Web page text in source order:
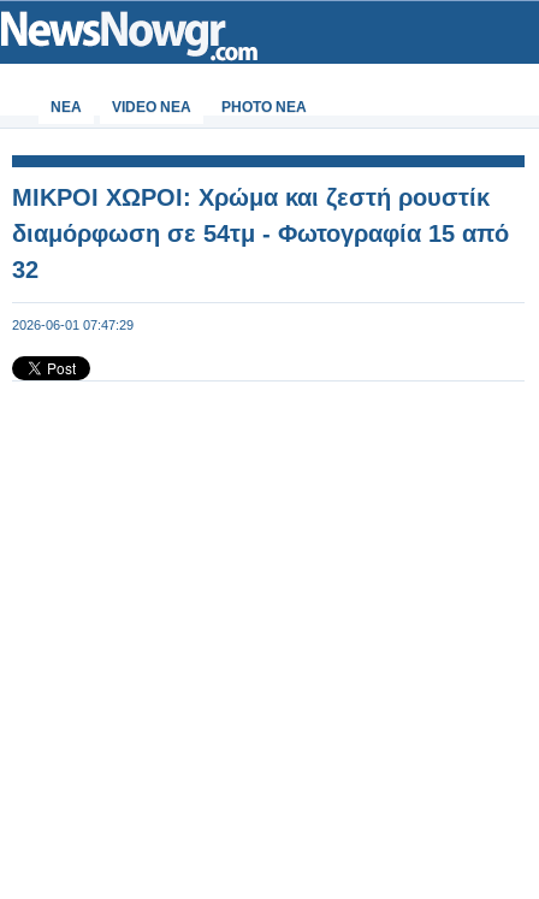
ΝΕΑ VIDEO NEA PHOTO NEA
ΜΙΚΡΟΙ ΧΩΡΟΙ: Χρώμα και ζεστή ρουστίκ
διαμόρφωση σε 54τμ - Φωτογραφία 15 από
32
2026-06-01 07:47:29